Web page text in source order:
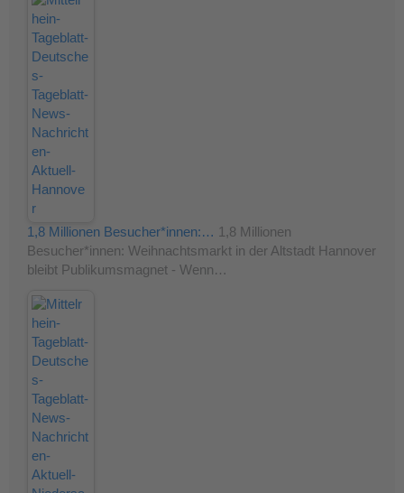
1,8 Millionen Besucher*innen:… 1,8 Millionen
Besucher*innen: Weihnachtsmarkt in der Altstadt Hannover
bleibt Publikumsmagnet - Wenn…